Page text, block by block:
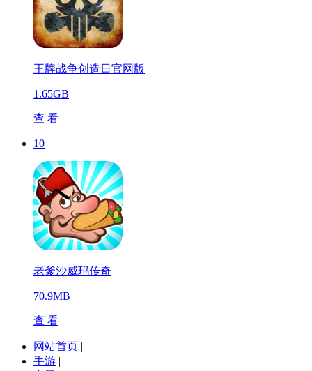
王牌战争创造日官网版
1.65GB
查 看
10
老爹沙威玛传奇
70.9MB
查 看
网站首页 |
手游 |